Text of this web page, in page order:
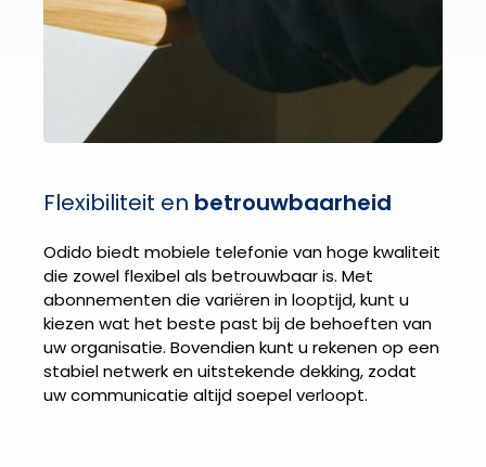
Flexibiliteit en betrouwbaarheid
Odido biedt mobiele telefonie van hoge kwaliteit
die zowel flexibel als betrouwbaar is. Met
abonnementen die variëren in looptijd, kunt u
kiezen wat het beste past bij de behoeften van
uw organisatie. Bovendien kunt u rekenen op een
stabiel netwerk en uitstekende dekking, zodat
uw communicatie altijd soepel verloopt.